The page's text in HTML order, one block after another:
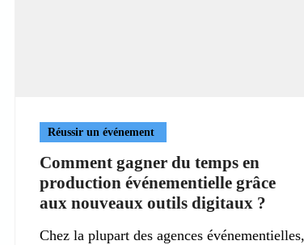
Réussir un événement
Comment gagner du temps en
production événementielle grâce
aux nouveaux outils digitaux ?
Chez la plupart des agences événementielles,